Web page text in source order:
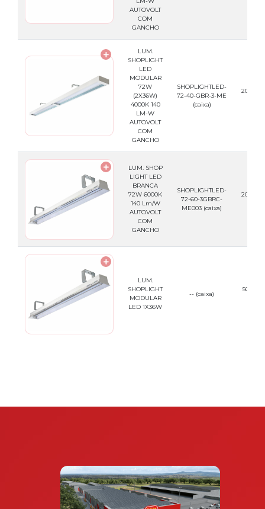
AUTOVOLT
COM
GANCHO
LUM.
SHOPLIGHT
LED
MODULAR
72W
(2X36W)
4000K 140
LM-W
AUTOVOLT
COM
GANCHO
SHOPLIGHTLED-
72-40-GBR-3-ME
(caixa)
LUM. SHOP
LIGHT LED
BRANCA
72W 6000K
140 Lm/W
AUTOVOLT
COM
GANCHO
SHOPLIGHTLED-
72-60-3GBRC-
ME003 (caixa)
LUM.
SHOPLIGHT
MODULAR
LED 1X36W
-- (caixa)